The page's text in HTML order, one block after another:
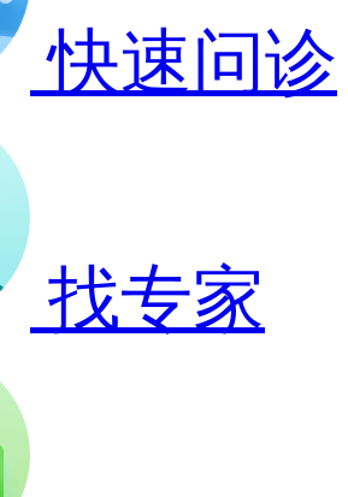
快速问诊
找专家